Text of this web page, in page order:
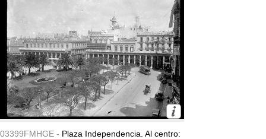
03399FMHGE - Plaza Independencia. Al centro: